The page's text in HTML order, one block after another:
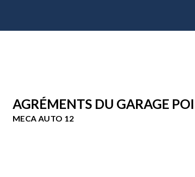
AGRÉMENTS DU GARAGE
MECA AUTO 12